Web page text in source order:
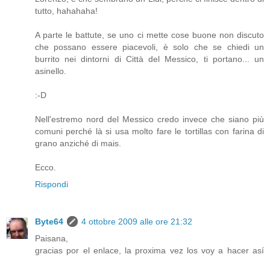
tutto, hahahaha!
A parte le battute, se uno ci mette cose buone non discuto
che possano essere piacevoli, è solo che se chiedi un
burrito nei dintorni di Città del Messico, ti portano... un
asinello.
:-D
Nell'estremo nord del Messico credo invece che siano più
comuni perché là si usa molto fare le tortillas con farina di
grano anziché di mais.
Ecco.
Rispondi
Byte64
4 ottobre 2009 alle ore 21:32
Paisana,
gracias por el enlace, la proxima vez los voy a hacer así